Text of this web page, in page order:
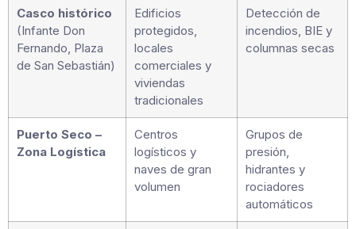
Casco histórico
(Infante Don
Fernando, Plaza
de San Sebastián)
Edificios
protegidos,
locales
comerciales y
viviendas
tradicionales
Detección de
incendios, BIE y
columnas secas
Puerto Seco –
Zona Logística
Centros
logísticos y
naves de gran
volumen
Grupos de
presión,
hidrantes y
rociadores
automáticos